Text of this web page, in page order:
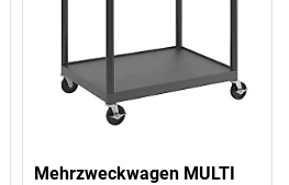
Mehrzweckwagen MULTI